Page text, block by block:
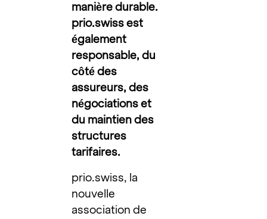
manière durable.
prio.swiss est
également
responsable, du
côté des
assureurs, des
négociations et
du maintien des
structures
tarifaires.
prio.swiss, la
nouvelle
association de